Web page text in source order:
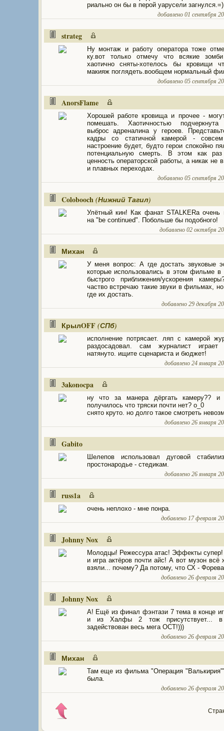
риально он бы в перой уарусели загнулся.=)
добавлено 01 сентября
strateg
Ну монтаж и работу оператора тоже
ку.вот только отмечу что всякие
хаотично сняты-хотелось бы кровищи
макияж поглядеть.вообщем нормальный
добавлено 05 сентября
AnorsFlame
Хорошей работе кровища и прочее -
помешать. Хаотичностью подчеркнута
выброс адреналина у героев.
кадры со статичной камерой -
настроение будет, будто герои спокойно
потенциальную смерть. В этом как
ценность операторской работы, а никак не
и плавных переходах.
добавлено 05 сентября
Colobooch (Нижний Тагил)
Улётный кин! Как фанат STALKERa очень
на "be continued". Побольше бы подобного!
добавлено 02 октября
Михан
У меня вопрос: А где достать звуковые
которые использовались в этом фильме в
быстрого приближения/ускорения
частво встречаю такие звуки в фильмах,
где их достать.
добавлено 29 декабря
КрылOFF (СПб)
исполнение потрясает. ляп с камерой
раздосадовал. сам журналист играет
натянуто. ищите сценариста и бюджет!
добавлено 24 января
3akonocpa
ну что за манера дёргать камеру?? и
получилось что тряски почти нет? о_0
снято круто. но долго такое смотреть
добавлено 26 января
Gabito
Шелепов использовал дуговой
простонародье - стедикам.
добавлено 26 января
russ1a
очень неплохо - мне понра.
добавлено 17 февраля
Johnny Nox
Молодцы! Режессура атас! Эффекты супер!
и игра актёров почти айс! А вот музон всё
взяли... почему? Да потому, что СХ -
добавлено 26 февраля
Johnny Nox
А! Ещё из финал фэнтази 7 тема в конце
и из Халфы 2 тож присутствует...
задействован весь мега ОСТ!)))
добавлено 26 февраля
Михан
Там еще из фильма "Операция
была.
добавлено 26 февраля